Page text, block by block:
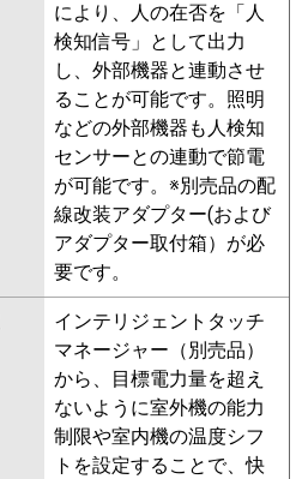
により、人の在否を「人
検知信号」として出力
し、外部機器と連動させ
ることが可能です。照明
などの外部機器も人検知
センサーとの連動で節電
が可能です。※別売品の配
線改装アダプター(および
アダプター取付箱）が必
要です。
インテリジェントタッチ
マネージャー（別売品）
から、目標電力量を超え
ないように室外機の能力
制限や室内機の温度シフ
トを設定することで、快